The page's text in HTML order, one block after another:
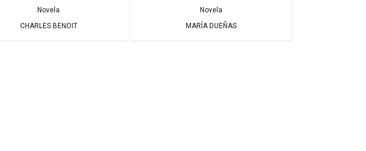
Novela
CHARLES BENOIT
Novela
MARÍA DUEÑAS